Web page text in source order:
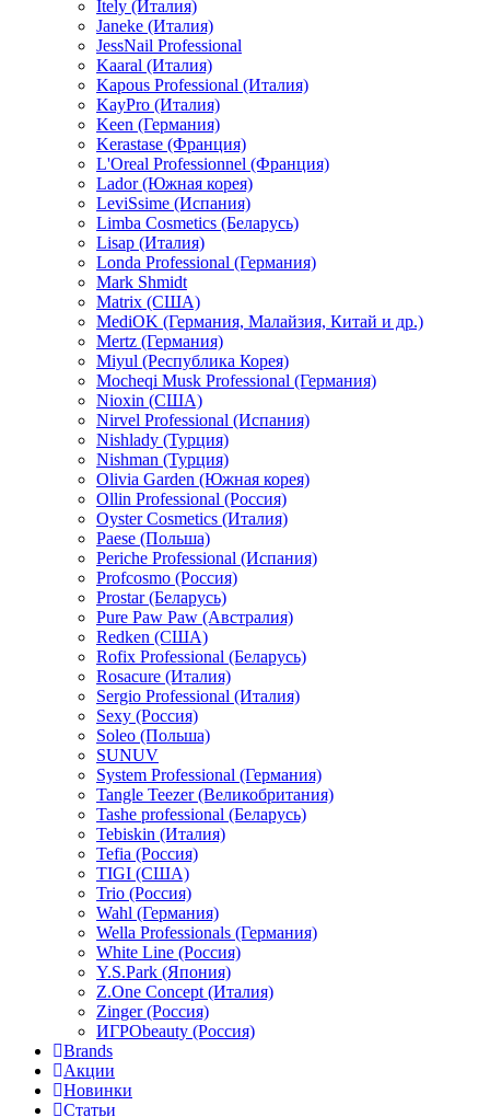
Itely (Италия)
Janeke (Италия)
JessNail Professional
Kaaral (Италия)
Kapous Professional (Италия)
KayPro (Италия)
Keen (Германия)
Kerastase (Франция)
L'Oreal Professionnel (Франция)
Lador (Южная корея)
LeviSsime (Испания)
Limba Cosmetics (Беларусь)
Lisap (Италия)
Londa Professional (Германия)
Mark Shmidt
Matrix (США)
MediOK (Германия, Малайзия, Китай и др.)
Mertz (Германия)
Miyul (Республика Корея)
Mocheqi Musk Professional (Германия)
Nioxin (США)
Nirvel Professional (Испания)
Nishlady (Турция)
Nishman (Турция)
Olivia Garden (Южная корея)
Ollin Professional (Россия)
Oyster Cosmetics (Италия)
Paese (Польша)
Periche Professional (Испания)
Profcosmo (Россия)
Prostar (Беларусь)
Pure Paw Paw (Австралия)
Redken (США)
Rofix Professional (Беларусь)
Rosacure (Италия)
Sergio Professional (Италия)
Sexy (Россия)
Soleo (Польша)
SUNUV
System Professional (Германия)
Tangle Teezer (Великобритания)
Tashe professional (Беларусь)
Tebiskin (Италия)
Tefia (Россия)
TIGI (США)
Trio (Россия)
Wahl (Германия)
Wella Professionals (Германия)
White Line (Россия)
Y.S.Park (Япония)
Z.One Concept (Италия)
Zinger (Россия)
ИГРОbeauty (Россия)
Brands
Акции
Новинки
Статьи